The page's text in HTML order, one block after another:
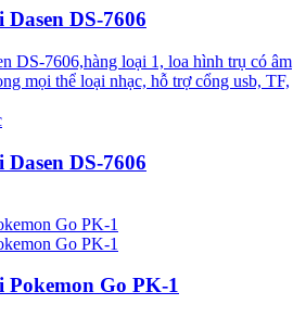
DS-7606
DS-7606,hàng loại 1, loa hình trụ có âm
mọi thể loại nhạc, hỗ trợ cổng usb, TF,
DS-7606
Go PK-1